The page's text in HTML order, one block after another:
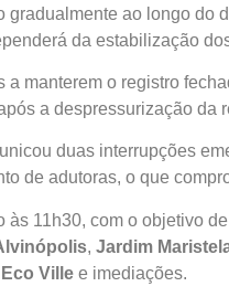
gradualmente ao longo do
da estabilização
a manterem o registro
a despressurização da
duas interrupções
de adutoras, o que
11h30, com o objetivo
, Jardim
Eco Ville e imediações.